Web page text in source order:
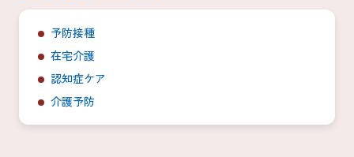
予防接種
在宅介護
認知症ケア
介護予防